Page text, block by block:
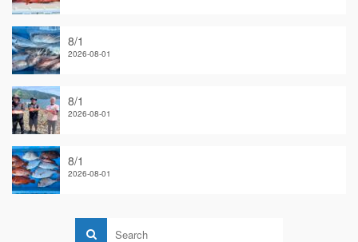
8/1
2026-08-01
8/1
2026-08-01
8/1
2026-08-01